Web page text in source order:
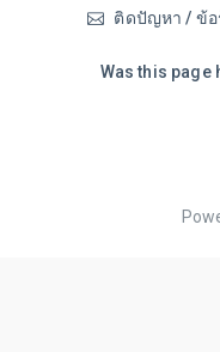
ติดปัญหา / ข้อ
Was this page